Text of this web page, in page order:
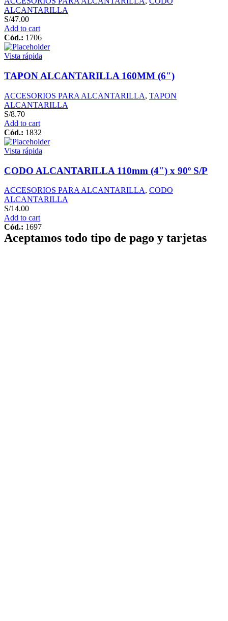
ALCANTARILLA
S/47.00
Add to cart
Cód.: 1706
Vista rápida
TAPON ALCANTARILLA 160MM (6″)
ACCESORIOS PARA ALCANTARILLA, TAPON
ALCANTARILLA
S/8.70
Add to cart
Cód.: 1832
Vista rápida
CODO ALCANTARILLA 110mm (4″) x 90º S/P
ACCESORIOS PARA ALCANTARILLA, CODO
ALCANTARILLA
S/14.00
Add to cart
Cód.: 1697
Aceptamos todo tipo de pago y tarjetas